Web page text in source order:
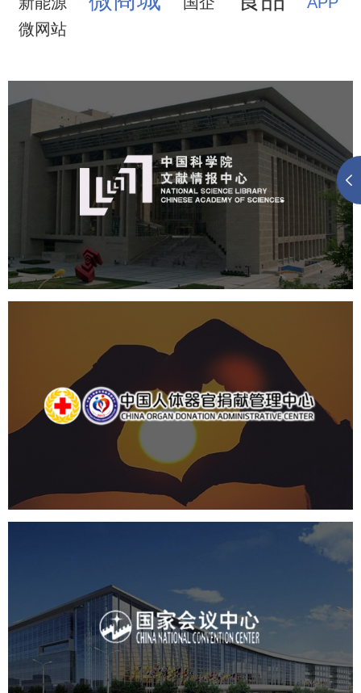
微网站
中国科学院文献情报中心
网站建设 虚拟展厅
数字博物馆建设
展厅空间设计
产品展厅设计
中国人体器官捐献管理中心
国企 品牌官网 网站建设
国家会议中心
专业服务 网站建设 网站设计